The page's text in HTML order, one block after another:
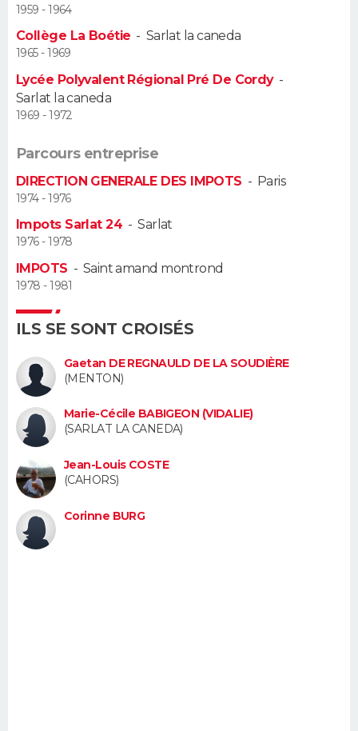
Alimentation
Guide de la santé
Maladies
Médicaments
Sommeil
VOYAGE
PHOTO
GUIDES D'ACHAT
BONS PLANS
CARTE DE VOEUX
Carte de Noël
Carte Bonne année
Carte Saint-Valentin
Carte Pâques
Carte d'anniversaire
DICTIONNAIRE
PROGRAMME TV
S'inscrire
Se connecter
Lycées
Collèges
Primaires
Universités
Entreprises
Service militaire
Avis de recherche
AVIS DE DÉCÈS
FORUM
1959 - 1964
Collège La Boétie - Sarlat la caneda
1965 - 1969
Lycée Polyvalent Régional Pré De Cordy-
Sarlat la caneda
1969 - 1972
Parcours entreprise
DIRECTION GENERALE DES IMPOTS - Paris
1974 - 1976
Impots Sarlat 24 -Sarlat
1976 - 1978
IMPOTS - Saint amand montrond
1978 - 1981
ILS SE SONT CROISÉS
Gaetan DE REGNAULD DE LA SOUDIÈRE
(MENTON)
Marie-Cécile BABIGEON (VIDALIE)
(SARLAT LA CANEDA)
Jean-Louis COSTE
(CAHORS)
Corinne BURG